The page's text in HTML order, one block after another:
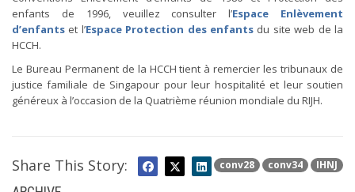
enfants de 1996, veuillez consulter l’Espace Enlèvement
d’enfants et l’Espace Protection des enfants du site web de la
HCCH.
Le Bureau Permanent de la HCCH tient à remercier les tribunaux de
justice familiale de Singapour pour leur hospitalité et leur soutien
généreux à l’occasion de la Quatrième réunion mondiale du RIJH.
conv28 conv34 IHNJ
Share This Story: